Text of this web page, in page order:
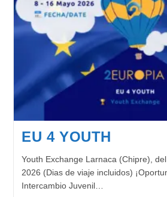
EU 4 YOUTH
Youth Exchange Larnaca (Chipre),
2026 (Dias de viaje incluidos)
Intercambio Juvenil…